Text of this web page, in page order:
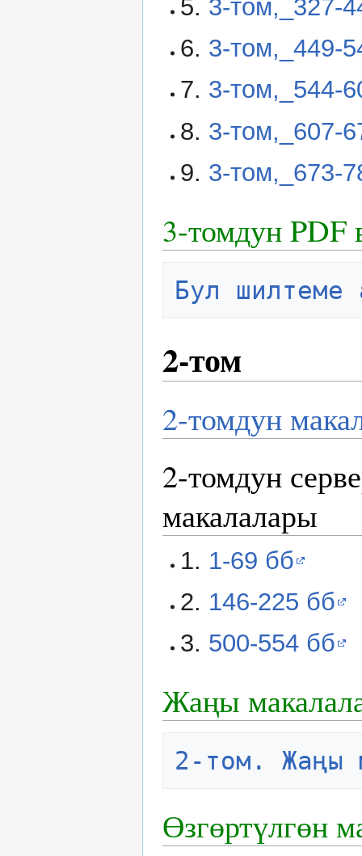
5. 3-том,_327-
6. 3-том,_449-
7. 3-том,_544-
8. 3-том,_607-
9. 3-том,_673-
3-томдун PDF
Бул шилтеме
2-том
2-томдун
2-томдун
макалалары
1. 1-69 бб
2. 146-225 бб
3. 500-554 бб
Жаңы
2-том. Жаңы
Өзгөртүлгөн